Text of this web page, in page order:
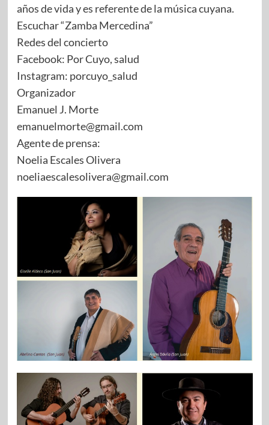
años de vida y es referente de la música cuyana.
Escuchar “Zamba Mercedina”
Redes del concierto
Facebook: Por Cuyo, salud
Instagram: porcuyo_salud
Organizador
Emanuel J. Morte
emanuelmorte@gmail.com
Agente de prensa:
Noelia Escales Olivera
noeliaescalesolivera@gmail.com